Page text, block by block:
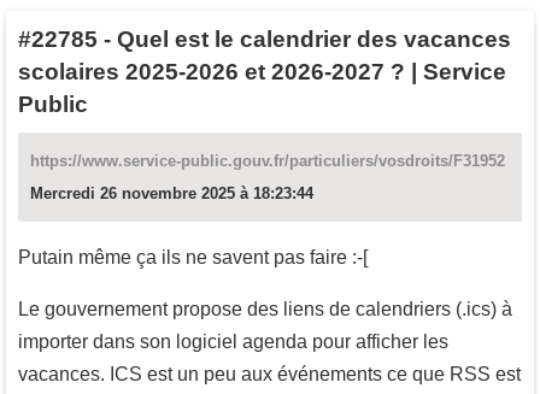
#22785 - Quel est le calendrier des vacances
scolaires 2025-2026 et 2026-2027 ? | Service
Public
https://www.service-public.gouv.fr/particuliers/vosdroits/F31952
Mercredi 26 novembre 2025 à 18:23:44
Putain même ça ils ne savent pas faire :-[
Le gouvernement propose des liens de calendriers (.ics) à
importer dans son logiciel agenda pour afficher les
vacances. ICS est un peu aux événements ce que RSS est